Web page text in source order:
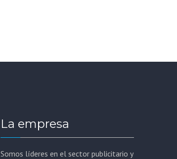
La empresa
Somos líderes en el sector publicitario y